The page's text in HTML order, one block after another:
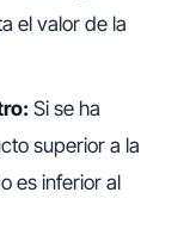
el valor de la
Si se ha
superior a la
es inferior al